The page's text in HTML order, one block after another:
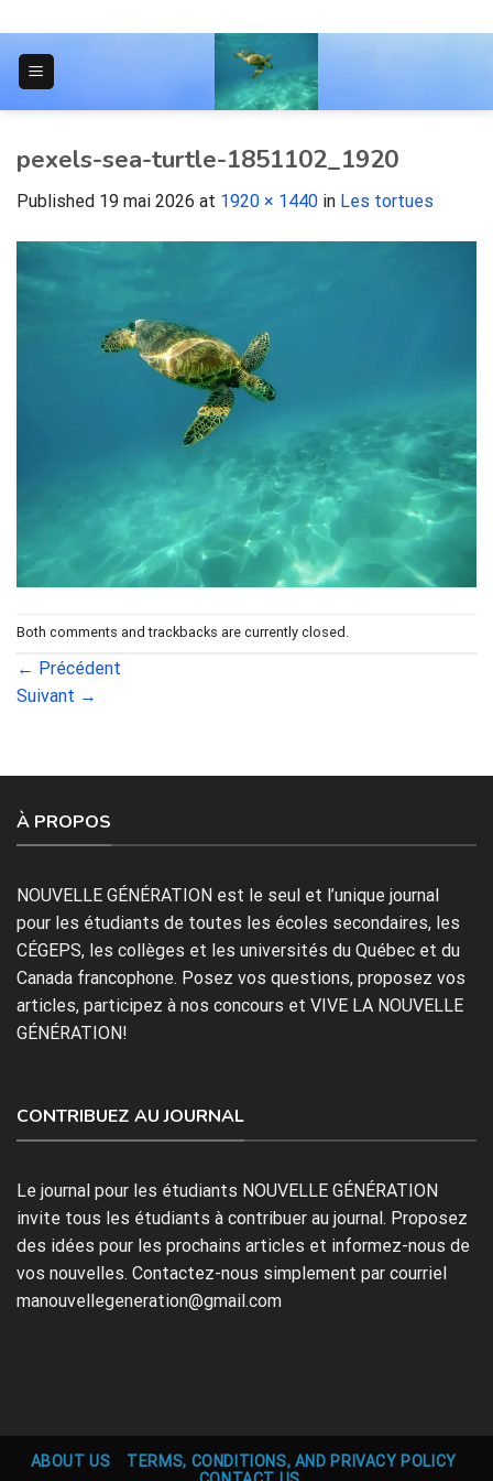
to
content
pexels-sea-turtle-1851102_1920
Published 19 mai 2026 at 1920 × 1440 in Les tortues
Both comments and trackbacks are currently closed.
← Précédent
Suivant →
À PROPOS
NOUVELLE GÉNÉRATION est le seul et l’unique journal
pour les étudiants de toutes les écoles secondaires, les
CÉGEPS, les collèges et les universités du Québec et du
Canada francophone. Posez vos questions, proposez vos
articles, participez à nos concours et VIVE LA NOUVELLE
GÉNÉRATION!
CONTRIBUEZ AU JOURNAL
Le journal pour les étudiants NOUVELLE GÉNÉRATION
invite tous les étudiants à contribuer au journal. Proposez
des idées pour les prochains articles et informez-nous de
vos nouvelles. Contactez-nous simplement par courriel
manouvellegeneration@gmail.com
ABOUT US
TERMS, CONDITIONS, AND PRIVACY POLICY